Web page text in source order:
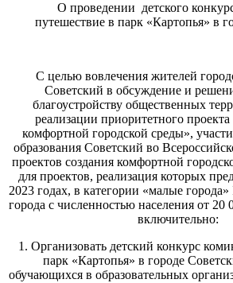
О проведении детского
путешествие в парк «Картопья» в
С целью вовлечения жителей
Советский в обсуждение и
благоустройству общественных
реализации приоритетного
комфортной городской среды»,
образования Советский во
проектов создания комфортной
для проектов, реализация которых
2023 годах, в категории «малые
города с численностью населения от 20
включительно:
1. Организовать детский конкурс
парк «Картопья» в городе
обучающихся в образовательных